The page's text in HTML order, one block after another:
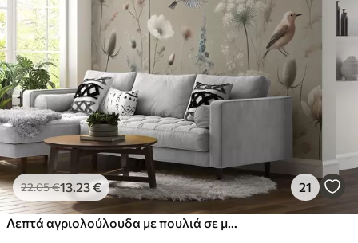
22.05€13 .23€ 21